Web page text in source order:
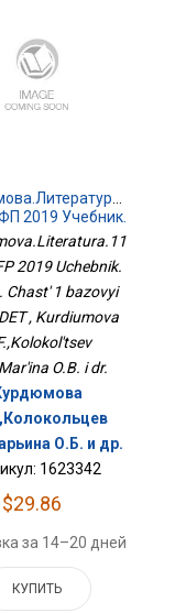
2019 Учебник.
1 Базовый
2019 Uchebnik.
Chast' 1 bazovyi
, Kurdiumova
O.B. i dr.
О.Б. и др.
1623342
$29.86
за 14–20 дней
КУПИТЬ